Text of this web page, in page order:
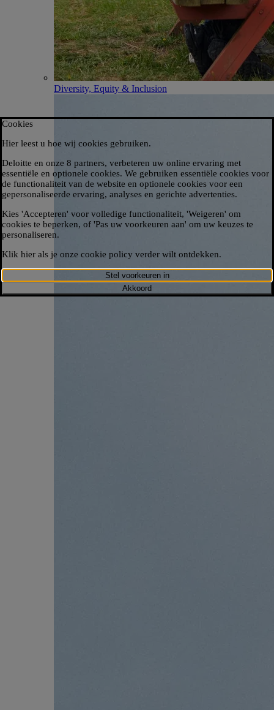
Cookies
Hier leest u hoe wij cookies gebruiken.​
Deloitte en onze 8 partners, verbeteren uw online ervaring met
essentiële en optionele cookies. We gebruiken essentiële cookies voor
de functionaliteit van de website en optionele cookies voor een
gepersonaliseerde ervaring, analyses en gerichte advertenties.
Kies 'Accepteren' voor volledige functionaliteit, 'Weigeren' om
cookies te beperken, of 'Pas uw voorkeuren aan' om uw keuzes te
personaliseren.​
Klik hier als je onze cookie policy verder wilt ontdekken.​
Stel voorkeuren in
Akkoord
Diversity, Equity & Inclusion